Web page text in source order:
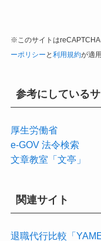
※このサイトは
ーポリシー と 利用規約が適
参考にしている
厚生労働省
e-GOV 法令検索
文章教室「文亭」
関連サイト
退職代行比較「